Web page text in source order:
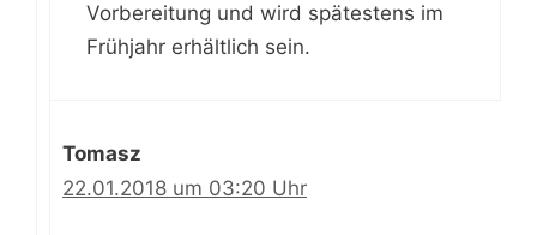
Vorbereitung und wird spätestens im
Frühjahr erhältlich sein.
Tomasz
22.01.2018 um 03:20 Uhr